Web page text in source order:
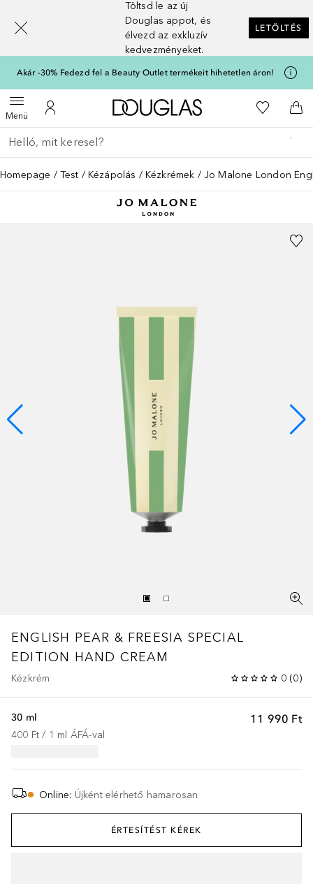
Töltsd le az új
Douglas appot, és
élvezd az exkluzív
kedvezményeket.
LETÖLTÉS
Akár -30% Fedezd fel a Beauty Outlet termékeit hihetetlen áron!
MenüMenü megnyitása
A fiókomhoz
A Douglas Főoldalra
A
Menj vissza
Keresés végrehajtása
Homepage Test Kézápolás Kézkrémek Jo Malone London
ENGLISH PEAR & FREESIA SPECIAL
EDITION HAND CREAM
Kézkrém 0 (0)
11 990 Ft
30 ml
400 Ft / 1 ml ÁFÁ-val
Online: Újként elérhető hamarosan
ÉRTESÍTÉST KÉREK
[navigation.slideout.screenreader]